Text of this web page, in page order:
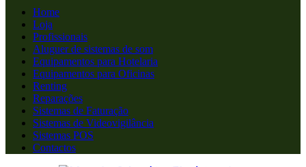
Home
Loja
Profissionais
Aluguer de sistemas de som
Equipamentos para Hotelaria
Equipamentos para Oficinas
Renting
Reparações
Sistemas de Faturação
Sistemas de Videovigilância
Sistemas POS
Contactos